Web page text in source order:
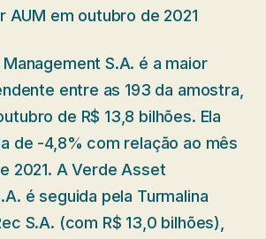
AUM em outubro de 2021
S.A. é a maior
entre as 193 da amostra,
de R$ 13,8 bilhões. Ela
de -4,8% com relação ao mês
2021. A Verde Asset
é seguida pela Turmalina
S.A. (com R$ 13,0 bilhões),